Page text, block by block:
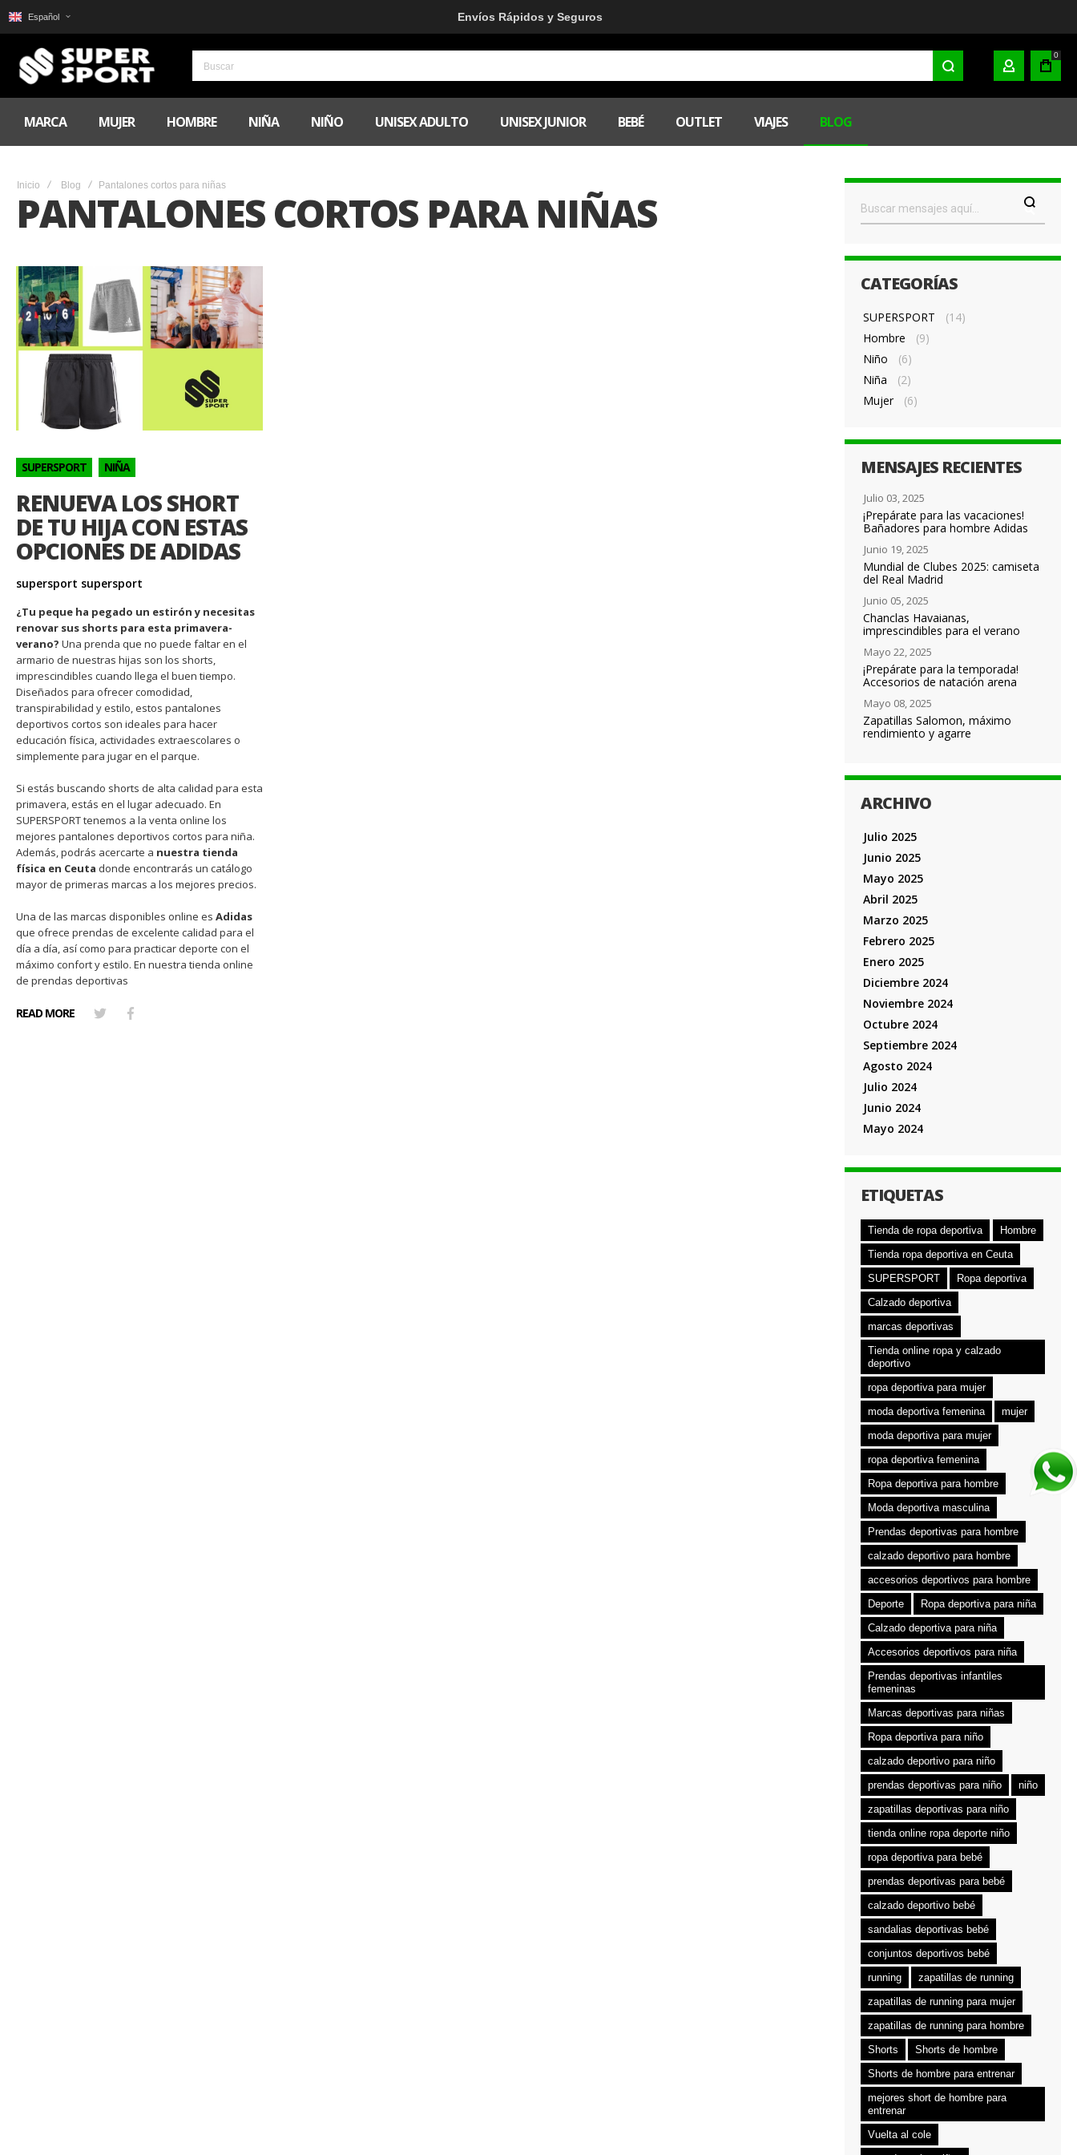
Español Envíos Rápidos y Seguros
MI CUENTA
0
MARCA MUJER HOMBRE NIÑA NIÑO UNISEX ADULTO UNISEX JUNIOR BEBÉ OUTLET VIAJES BLOG
Inicio Blog Pantalones cortos para niñas
PANTALONES CORTOS PARA NIÑAS
SUPERSPORT NIÑA
RENUEVA LOS SHORT
DE TU HIJA CON ESTAS
OPCIONES DE ADIDAS
supersport supersport
¿Tu peque ha pegado un estirón y necesitas
renovar sus shorts para esta primavera-
verano? Una prenda que no puede faltar en el
armario de nuestras hijas son los shorts,
imprescindibles cuando llega el buen tiempo.
Diseñados para ofrecer comodidad,
transpirabilidad y estilo, estos pantalones
deportivos cortos son ideales para hacer
educación física, actividades extraescolares o
simplemente para jugar en el parque.
Si estás buscando shorts de alta calidad para esta
primavera, estás en el lugar adecuado. En
SUPERSPORT tenemos a la venta online los
mejores pantalones deportivos cortos para niña.
Además, podrás acercarte a nuestra tienda
física en Ceuta donde encontrarás un catálogo
mayor de primeras marcas a los mejores precios.
Una de las marcas disponibles online es Adidas
que ofrece prendas de excelente calidad para el
día a día, así como para practicar deporte con el
máximo confort y estilo. En nuestra tienda online
de prendas deportivas
READ MORE
CATEGORÍAS
SUPERSPORT
(14)
Hombre
(9)
Niño
(6)
Niña
(2)
Mujer
(6)
MENSAJES RECIENTES
Julio 03, 2025
¡Prepárate para las vacaciones!
Bañadores para hombre Adidas
Junio 19, 2025
Mundial de Clubes 2025: camiseta
del Real Madrid
Junio 05, 2025
Chanclas Havaianas,
imprescindibles para el verano
Mayo 22, 2025
¡Prepárate para la temporada!
Accesorios de natación arena
Mayo 08, 2025
Zapatillas Salomon, máximo
rendimiento y agarre
ARCHIVO
Julio 2025
Junio 2025
Mayo 2025
Abril 2025
Marzo 2025
Febrero 2025
Enero 2025
Diciembre 2024
Noviembre 2024
Octubre 2024
Septiembre 2024
Agosto 2024
Julio 2024
Junio 2024
Mayo 2024
ETIQUETAS
Tienda de ropa deportiva
Hombre
Tienda ropa deportiva en Ceuta
SUPERSPORT
Ropa deportiva
Calzado deportiva
marcas deportivas
Tienda online ropa y calzado
deportivo
ropa deportiva para mujer
moda deportiva femenina
mujer
moda deportiva para mujer
ropa deportiva femenina
Ropa deportiva para hombre
Moda deportiva masculina
Prendas deportivas para hombre
calzado deportivo para hombre
accesorios deportivos para hombre
Deporte
Ropa deportiva para niña
Calzado deportiva para niña
Accesorios deportivos para niña
Prendas deportivas infantiles
femeninas
Marcas deportivas para niñas
Ropa deportiva para niño
calzado deportivo para niño
prendas deportivas para niño
niño
zapatillas deportivas para niño
tienda online ropa deporte niño
ropa deportiva para bebé
prendas deportivas para bebé
calzado deportivo bebé
sandalias deportivas bebé
conjuntos deportivos bebé
running
zapatillas de running
zapatillas de running para mujer
zapatillas de running para hombre
Shorts
Shorts de hombre
Shorts de hombre para entrenar
mejores short de hombre para
entrenar
Vuelta al cole